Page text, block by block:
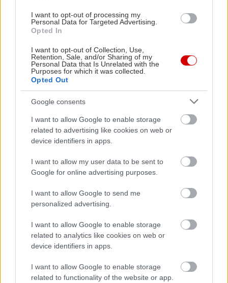
I want to opt-out of processing my
Personal Data for Targeted Advertising.
Opted In
I want to opt-out of Collection, Use,
Retention, Sale, and/or Sharing of my
Personal Data that Is Unrelated with the
Purposes for which it was collected.
Opted Out
Google consents
I want to allow Google to enable storage
related to advertising like cookies on web or
device identifiers in apps.
I want to allow my user data to be sent to
Google for online advertising purposes.
I want to allow Google to send me
personalized advertising.
I want to allow Google to enable storage
related to analytics like cookies on web or
device identifiers in apps.
I want to allow Google to enable storage
related to functionality of the website or app.
Διαβάστε επίσης